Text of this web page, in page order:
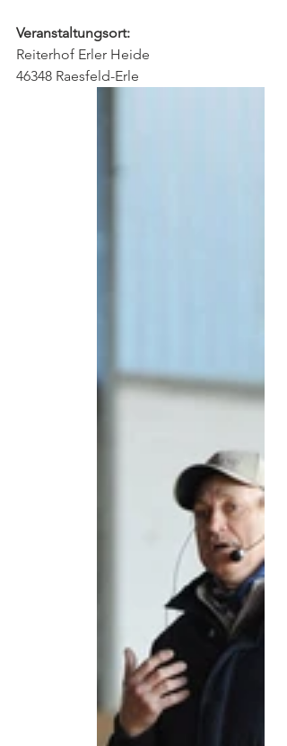
Veranstaltungsort:
Reiterhof Erler Heide
46348 Raesfeld-Erle